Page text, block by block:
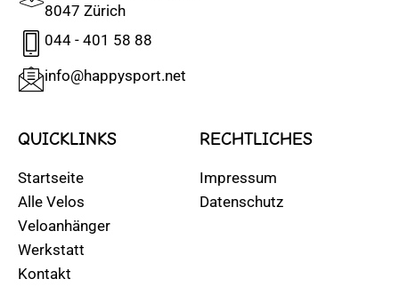
8047 Zürich
044 - 401 58 88
info@happysport.net
QUICKLINKS
Startseite
Alle Velos
Veloanhänger
Werkstatt
Kontakt
RECHTLICHES
Impressum
Datenschutz